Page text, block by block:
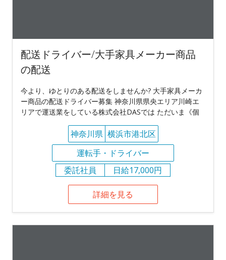
配送ドライバー/大手家具メーカー商品
の配送
今より、ゆとりのある配送をしませんか? 大手家具メーカ
ー商品の配送ドライバー募集 神奈川県県央エリア川崎エ
リアで運送業をしている株式会社DASでは ただいま《個
神奈川県 横浜市港北区
運転手・ドライバー
委託社員
日給17,000円
詳細を見る